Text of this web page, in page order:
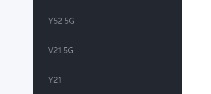
Y52 5G
V21 5G
Y21